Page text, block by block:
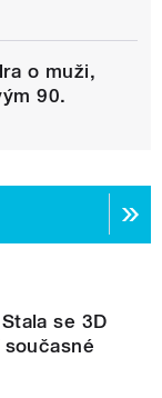
o muži,
90.
se 3D